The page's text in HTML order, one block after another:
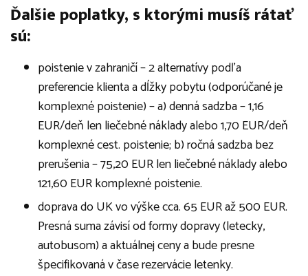
Ďalšie poplatky, s ktorými musíš rátať
sú:
poistenie v zahraničí – 2 alternatívy podľa
preferencie klienta a dĺžky pobytu (odporúčané je
komplexné poistenie) – a) denná sadzba – 1,16
EUR/deň len liečebné náklady alebo 1,70 EUR/deň
komplexné cest. poistenie; b) ročná sadzba bez
prerušenia – 75,20 EUR len liečebné náklady alebo
121,60 EUR komplexné poistenie.
doprava do UK vo výške cca. 65 EUR až 500 EUR.
Presná suma závisí od formy dopravy (letecky,
autobusom) a aktuálnej ceny a bude presne
špecifikovaná v čase rezervácie letenky.